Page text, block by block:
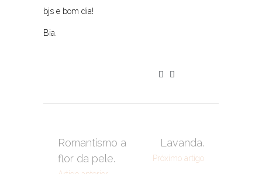
bjs e bom dia!
Bia.
Romantismo a
flor da pele.
Lavanda.
Próximo artigo